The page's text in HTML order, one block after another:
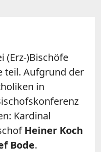
(Erz-)Bischöfe
teil. Aufgrund der
in
Kardinal
Heiner Koch
Bode.